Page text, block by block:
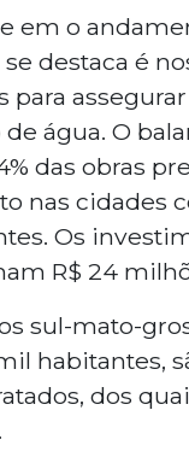
em o
destaca é
para assegurar
água. O
das obras
nas cidades
Os
R$ 24
sul-mato-
habitantes,
dos